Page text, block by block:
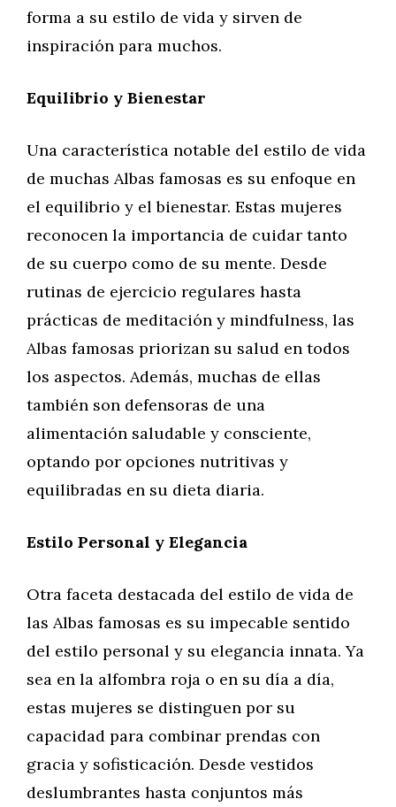
forma a su estilo de vida y sirven de
inspiración para muchos.
Equilibrio y Bienestar
Una característica notable del estilo de vida
de muchas Albas famosas es su enfoque en
el equilibrio y el bienestar. Estas mujeres
reconocen la importancia de cuidar tanto
de su cuerpo como de su mente. Desde
rutinas de ejercicio regulares hasta
prácticas de meditación y mindfulness, las
Albas famosas priorizan su salud en todos
los aspectos. Además, muchas de ellas
también son defensoras de una
alimentación saludable y consciente,
optando por opciones nutritivas y
equilibradas en su dieta diaria.
Estilo Personal y Elegancia
Otra faceta destacada del estilo de vida de
las Albas famosas es su impecable sentido
del estilo personal y su elegancia innata. Ya
sea en la alfombra roja o en su día a día,
estas mujeres se distinguen por su
capacidad para combinar prendas con
gracia y sofisticación. Desde vestidos
deslumbrantes hasta conjuntos más